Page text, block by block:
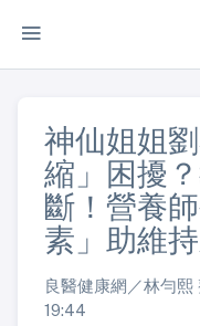
神仙姐姐
縮」困擾
斷！營養
素」助維
良醫健康網／林勻
19:44